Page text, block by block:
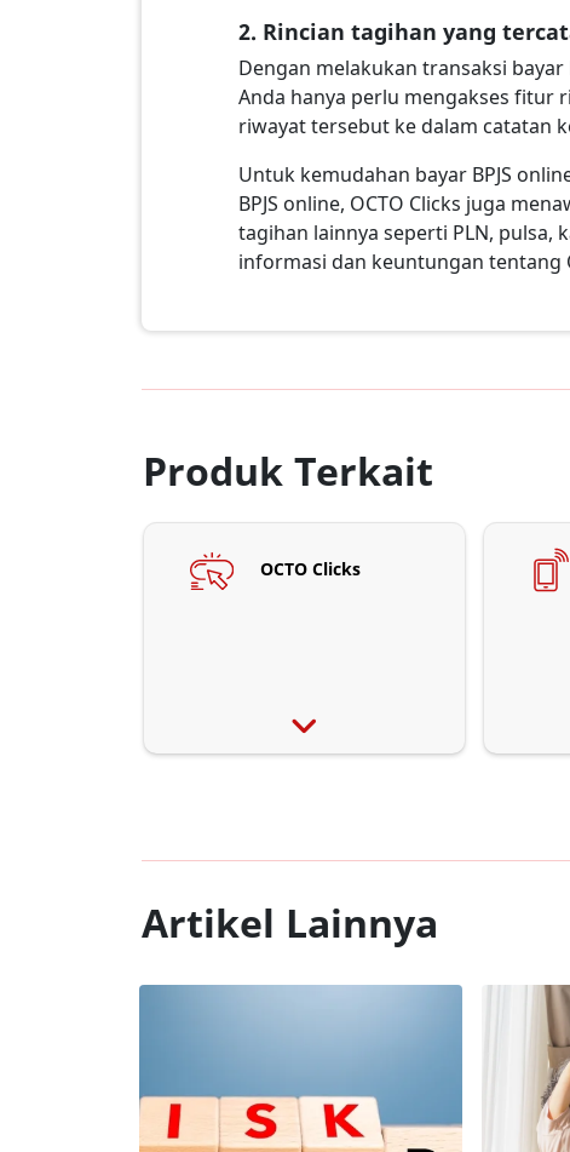
2. Rincian tagihan yang
Dengan melakukan transaksi
Anda hanya perlu mengakses fitur
riwayat tersebut ke dalam catatan
Untuk kemudahan bayar BPJS
BPJS online, OCTO Clicks juga
tagihan lainnya seperti PLN, pulsa,
informasi dan keuntungan tentang
Produk Terkait
OCTO Clicks
Artikel Lainnya